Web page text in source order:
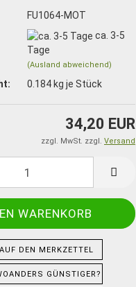
FU1064-MOT
ca. 3-5
Tage
(Ausland abweichend)
0.184kg je Stück
34,20 EUR
zzgl. MwSt. zzgl. Versand
AUF DEN MERKZETTEL
GÜNSTIGER?